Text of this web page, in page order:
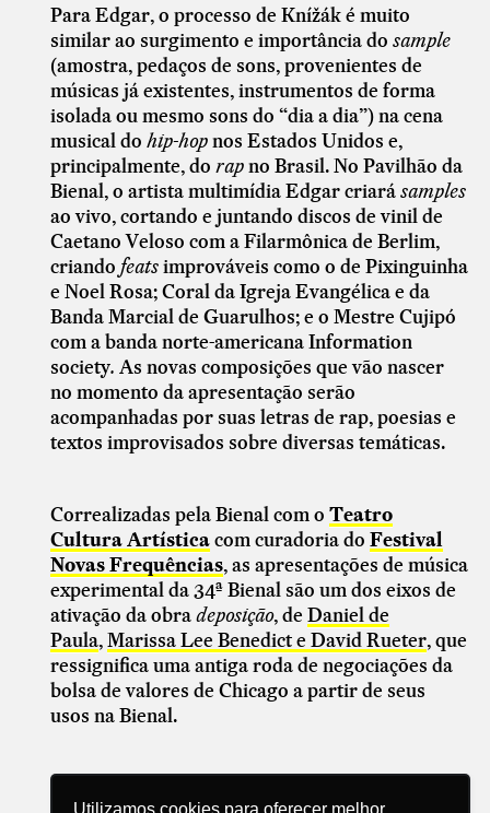
Utilizamos cookies para oferecer melhor
Para Edgar, o processo de Knížák é muito
similar ao surgimento e importância do sample
(amostra, pedaços de sons, provenientes de
músicas já existentes, instrumentos de forma
isolada ou mesmo sons do “dia a dia”) na cena
musical do hip-hopnos Estados Unidos e,
principalmente, do rapno Brasil. No Pavilhão da
Bienal, o artista multimídia Edgar criarásamples
ao vivo, cortando e juntando discos de vinil de
Caetano Veloso com a Filarmônica de Berlim,
criando featsimprováveis como o de Pixinguinha
e Noel Rosa; Coral da Igreja Evangélica e da
Banda Marcial de Guarulhos; e o Mestre Cujipó
com a banda norte-americana Information
society. As novas composições que vão nascer
no momento da apresentação serão
acompanhadas por suas letras de rap, poesias e
textos improvisados sobre diversas temáticas.
Correalizadas pela Bienal com o Teatro
Cultura Artísticacom curadoria do Festival
Novas Frequências, as apresentações de música
experimental da 34ª Bienal são um dos eixos de
ativação da obradeposição, de Daniel de
Paula,Marissa Lee Benedict e David Rueter, que
ressignifica uma antiga roda de negociações da
bolsa de valores de Chicago a partir de seus
usos na Bienal.